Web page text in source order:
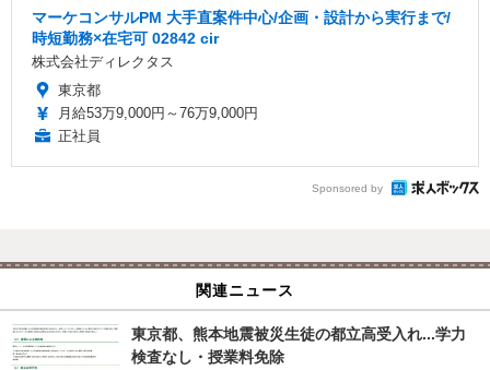
マーケコンサルPM 大手直案件中心/企画・設計から実行まで/
時短勤務×在宅可 02842 cir
株式会社ディレクタス
東京都
月給53万9,000円～76万9,000円
正社員
Sponsored by
関連ニュース
東京都、熊本地震被災生徒の都立高受入れ...学力
検査なし・授業料免除